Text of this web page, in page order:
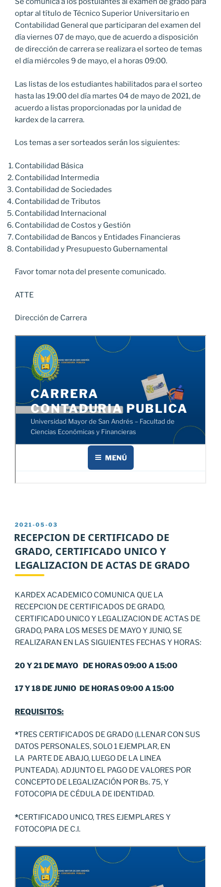
optar al título de Técnico Superior Universitario en
Contabilidad General que participaran del examen del
día viernes 07 de mayo, que de acuerdo a disposición
de dirección de carrera se realizara el sorteo de temas
el día miércoles 9 de mayo, el a horas 09:00.
Las listas de los estudiantes habilitados para el sorteo
hasta las 19:00 del día martes 04 de mayo de 2021, de
acuerdo a listas proporcionadas por la unidad de
kardex de la carrera.
Los temas a ser sorteados serán los siguientes:
Contabilidad Básica
Contabilidad Intermedia
Contabilidad de Sociedades
Contabilidad de Tributos
Contabilidad Internacional
Contabilidad de Costos y Gestión
Contabilidad de Bancos y Entidades Financieras
Contabilidad y Presupuesto Gubernamental
Favor tomar nota del presente comunicado.
ATTE
Dirección de Carrera
PUBLICADO
EL
2021-05-03
RECEPCION DE CERTIFICADO DE
GRADO, CERTIFICADO UNICO Y
LEGALIZACION DE ACTAS DE GRADO
KARDEX ACADEMICO COMUNICA QUE LA
RECEPCION DE CERTIFICADOS DE GRADO,
CERTIFICADO UNICO Y LEGALIZACION DE ACTAS DE
GRADO, PARA LOS MESES DE MAYO Y JUNIO, SE
REALIZARAN EN LAS SIGUIENTES FECHAS Y HORAS:
20 Y 21 DE MAYO DE HORAS 09:00 A 15:00
17 Y 18 DE JUNIO DE HORAS 09:00 A 15:00
REQUISITOS:
*TRES CERTIFICADOS DE GRADO (LLENAR CON SUS
DATOS PERSONALES, SOLO 1 EJEMPLAR, EN
LA PARTE DE ABAJO, LUEGO DE LA LINEA
PUNTEADA). ADJUNTO EL PAGO DE VALORES POR
CONCEPTO DE LEGALIZACIÓN POR Bs. 75, Y
FOTOCOPIA DE CÉDULA DE IDENTIDAD.
*CERTIFICADO UNICO, TRES EJEMPLARES Y
FOTOCOPIA DE C.I.